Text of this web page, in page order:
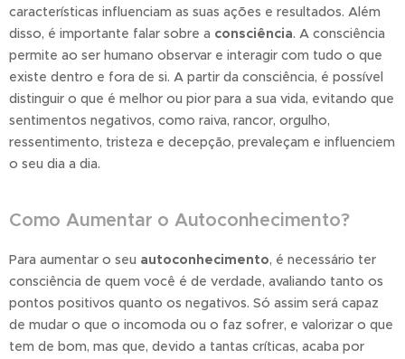
características influenciam as suas ações e resultados. Além
disso, é importante falar sobre a consciência. A consciência
permite ao ser humano observar e interagir com tudo o que
existe dentro e fora de si. A partir da consciência, é possível
distinguir o que é melhor ou pior para a sua vida, evitando que
sentimentos negativos, como raiva, rancor, orgulho,
ressentimento, tristeza e decepção, prevaleçam e influenciem
o seu dia a dia.
Como Aumentar o Autoconhecimento?
Para aumentar o seu autoconhecimento, é necessário ter
consciência de quem você é de verdade, avaliando tanto os
pontos positivos quanto os negativos. Só assim será capaz
de mudar o que o incomoda ou o faz sofrer, e valorizar o que
tem de bom, mas que, devido a tantas críticas, acaba por